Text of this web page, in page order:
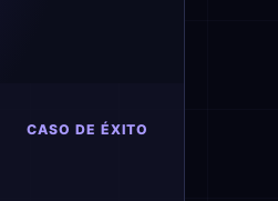
CASO DE ÉXITO